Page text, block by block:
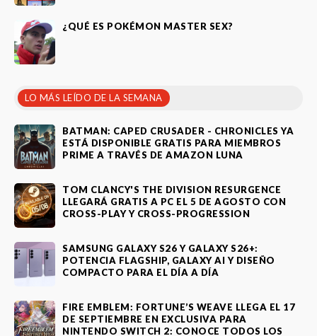
¿QUÉ ES POKÉMON MASTER SEX?
LO MÁS LEÍDO DE LA SEMANA
BATMAN: CAPED CRUSADER - CHRONICLES YA
ESTÁ DISPONIBLE GRATIS PARA MIEMBROS
PRIME A TRAVÉS DE AMAZON LUNA
TOM CLANCY'S THE DIVISION RESURGENCE
LLEGARÁ GRATIS A PC EL 5 DE AGOSTO CON
CROSS-PLAY Y CROSS-PROGRESSION
SAMSUNG GALAXY S26 Y GALAXY S26+:
POTENCIA FLAGSHIP, GALAXY AI Y DISEÑO
COMPACTO PARA EL DÍA A DÍA
FIRE EMBLEM: FORTUNE’S WEAVE LLEGA EL 17
DE SEPTIEMBRE EN EXCLUSIVA PARA
NINTENDO SWITCH 2: CONOCE TODOS LOS